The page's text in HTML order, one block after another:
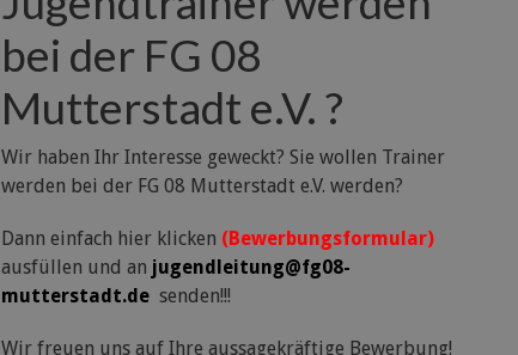
bei der FG 08
Mutterstadt e.V. ?
Wir haben Ihr Interesse geweckt? Sie wollen Trainer
werden bei der FG 08 Mutterstadt e.V. werden?
Dann einfach hier klicken (Bewerbungsformular)
ausfüllen und an jugendleitung@fg08-
mutterstadt.de senden!!!
Wir freuen uns auf Ihre aussagekräftige Bewerbung!